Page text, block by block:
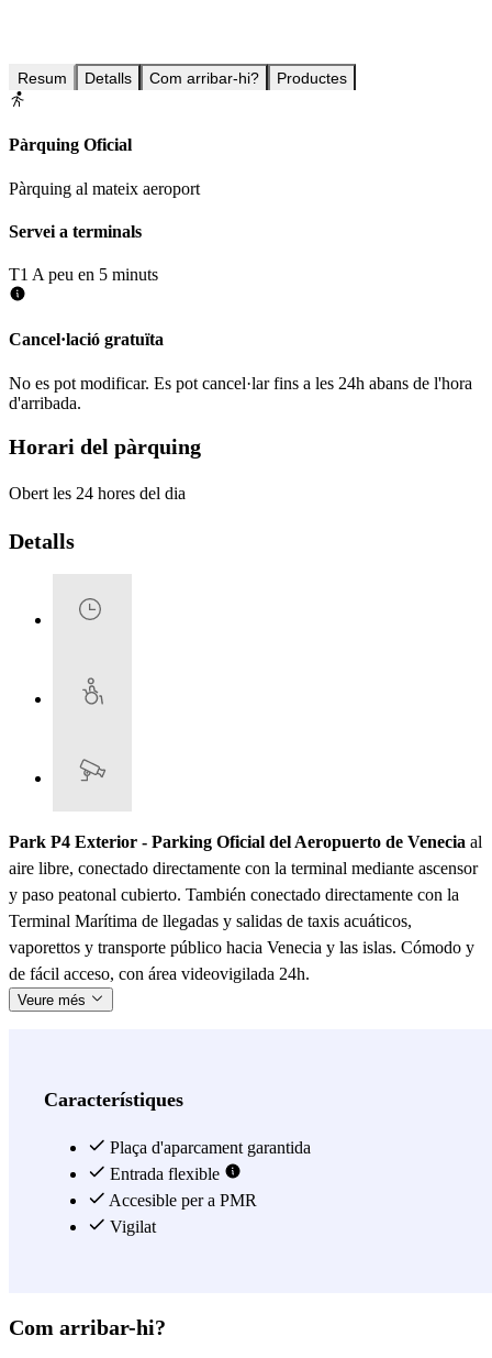
Resum Detalls Com arribar-hi? Productes
Pàrquing Oficial
Pàrquing al mateix aeroport
Servei a terminals
T1 A peu en 5 minuts
Cancel·lació gratuïta
No es pot modificar. Es pot cancel·lar fins a les 24h abans de l'hora
d'arribada.
Horari del pàrquing
Obert les 24 hores del dia
Detalls
Park P4 Exterior - Parking Oficial del Aeropuerto de Venecia al
aire libre, conectado directamente con la terminal mediante ascensor
y paso peatonal cubierto. También conectado directamente con la
Terminal Marítima de llegadas y salidas de taxis acuáticos,
vaporettos y transporte público hacia Venecia y las islas. Cómodo y
de fácil acceso, con área videovigilada 24h.
Veure més
Característiques
Plaça d'aparcament garantida
Entrada flexible
Accesible per a PMR
Vigilat
Com arribar-hi?